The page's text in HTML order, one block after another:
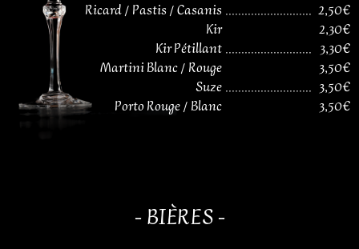
Ricard / Pastis / Casanis
Kir
Kir Pétillant
Martini Blanc / Rouge
Suze
Porto Rouge / Blanc
...........................
...........................
...........................
2,50€
2,30€
3,30€
3,50€
3,50€
3,50€
- BIÈRES -